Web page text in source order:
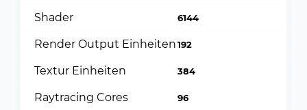
Shader 6144
Render Output Einheiten192
Textur Einheiten 384
Raytracing Cores 96